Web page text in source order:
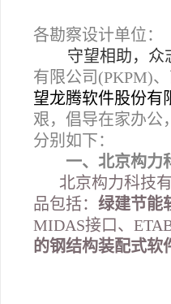
各勘察设计单位：
守望相助，众
有限公司(PKPM)
望龙腾软件股份有
艰，倡导在家办公
分别如下：
一、北京构力
北京构力科技
品包括： 绿建节能
MIDAS接口、
的钢结构装配式软